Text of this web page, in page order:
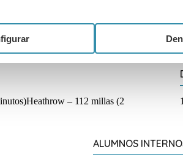
GL20 6AH
– 112 millas (2
ALUMNOS